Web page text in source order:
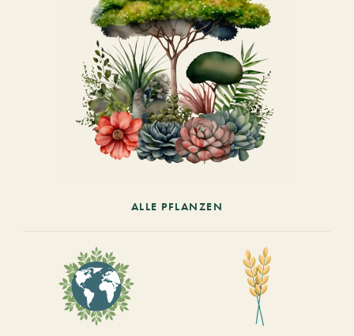
ALLE PFLANZEN